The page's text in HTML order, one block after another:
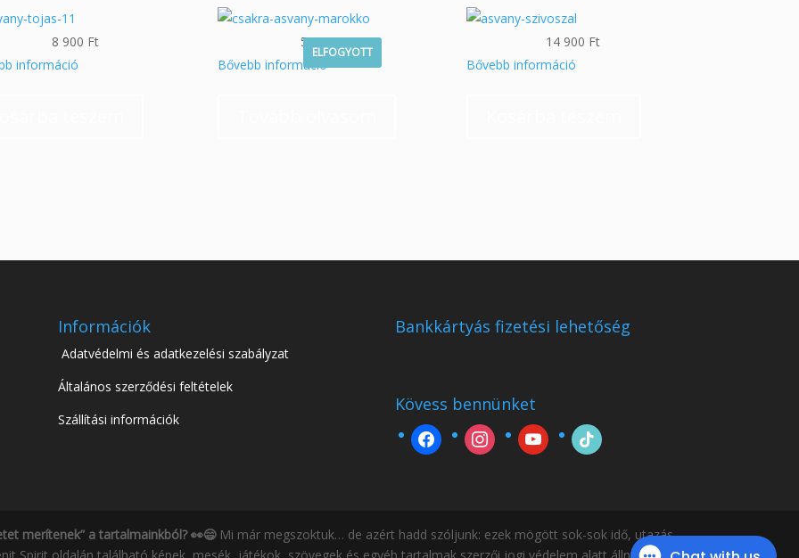
8 900 Ft
információ
ELFOGYOTT
5 900Ft
Bővebb információ
14 900 Ft
Bővebb információ
Információk
Adatvédelmi és adatkezelési szabályzat
Általános szerződési feltételek
Szállítási információk
Bankkártyás fizetési lehetőség
Kövess bennünket
facebook instagramyoutube tiktok
merítenek” a tartalmainkból? 👀😄Mi már megszoktuk… de azért hadd szóljunk: ezek mögött sok-sok idő, utazás,